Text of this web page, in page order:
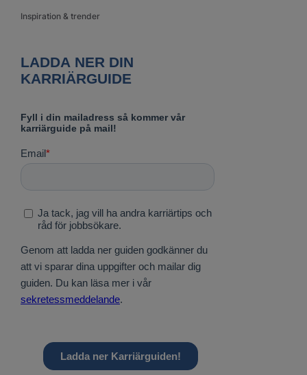
Inspiration & trender